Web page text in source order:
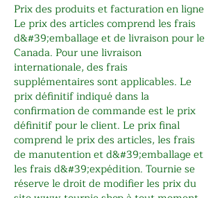
Prix des produits et facturation en ligne
Le prix des articles comprend les frais
d&#39;emballage et de livraison pour le
Canada. Pour une livraison
internationale, des frais
supplémentaires sont applicables. Le
prix définitif indiqué dans la
confirmation de commande est le prix
définitif pour le client. Le prix final
comprend le prix des articles, les frais
de manutention et d&#39;emballage et
les frais d&#39;expédition. Tournie se
réserve le droit de modifier les prix du